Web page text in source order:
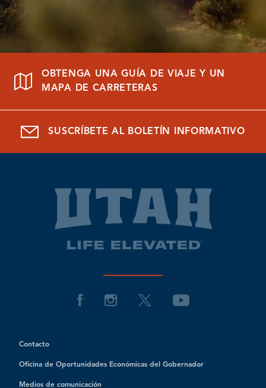
OBTENGA UNA GUÍA DE VIAJE Y UN
MAPA DE CARRETERAS
SUSCRÍBETE AL BOLETÍN INFORMATIVO
Contacto
Oficina de Oportunidades Económicas del Gobernador
Medios de comunicación